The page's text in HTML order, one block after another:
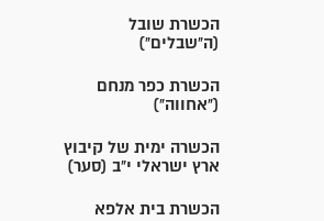
הכשרת שובל
(ה"שבלים")
הכשרת כפר מנחם
("אחווה")
הכשרה ימית של קיבוץ
ארץ ישראלי י"ב (סער)
הכשרת בית אלפא